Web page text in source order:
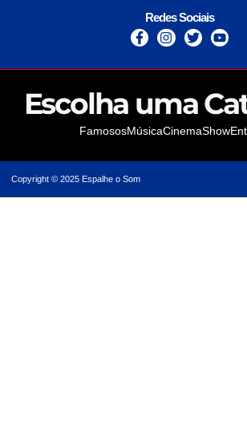
Redes Sociais
Escolha uma
FamososMúsicaCinemaShow
Copyright © 2025 Espalhe o Som